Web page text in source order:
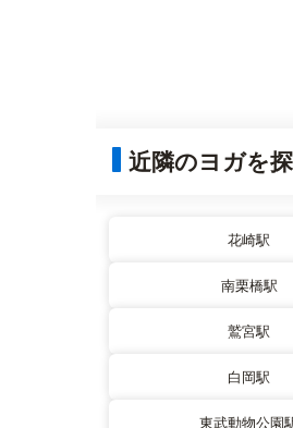
近隣のヨガを
花崎駅
南栗橋駅
鷲宮駅
白岡駅
東武動物公園